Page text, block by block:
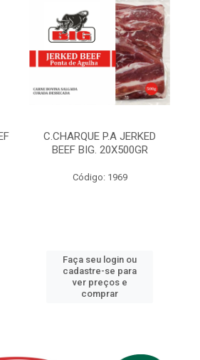
C.CHARQUE P.A JERKED
BEEF BIG. 20X500GR
Código: 1969
Faça seu login ou
cadastre-se para
ver preços e
comprar